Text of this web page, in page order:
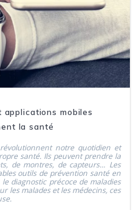
mobiles
la santé
notre quotidien et
santé. Ils peuvent prendre la
de montres, de capteurs… Les
outils de prévention santé en
diagnostic précoce de maladies
les malades et les médecins, ces